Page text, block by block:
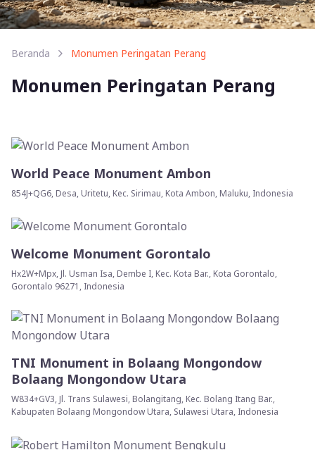
Beranda Monumen Peringatan Perang
Monumen Peringatan Perang
World Peace Monument Ambon
854J+QG6, Desa, Uritetu, Kec. Sirimau, Kota Ambon, Maluku, Indonesia
Welcome Monument Gorontalo
Hx2W+Mpx, Jl. Usman Isa, Dembe I, Kec. Kota Bar., Kota Gorontalo,
Gorontalo 96271, Indonesia
TNI Monument in Bolaang Mongondow
Bolaang Mongondow Utara
W834+GV3, Jl. Trans Sulawesi, Bolangitang, Kec. Bolang Itang Bar.,
Kabupaten Bolaang Mongondow Utara, Sulawesi Utara, Indonesia